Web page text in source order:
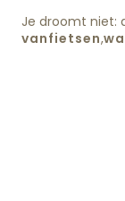
Je droomt niet:
vanfietsen,